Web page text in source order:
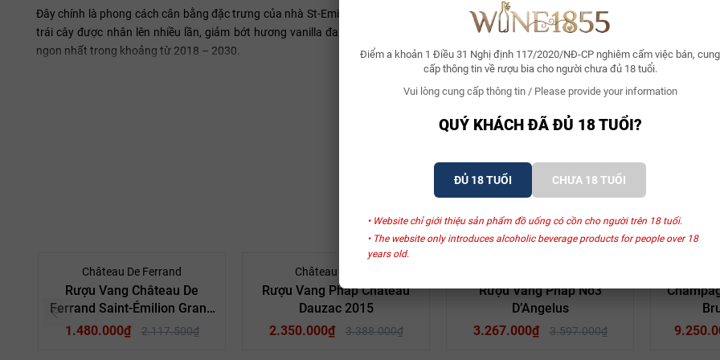
Điểm a khoản 1 Điều 31 Nghị định 117/2020/NĐ-CP nghiêm cấm việc bán, cung
cấp thông tin về rượu bia cho người chưa đủ 18 tuổi.
Vui lòng cung cấp thông tin / Please provide your information
QUÝ KHÁCH ĐÃ ĐỦ 18 TUỔI?
ĐỦ 18 TUỔI CHƯA 18 TUỔI
• Website chỉ giới thiệu sản phẩm đồ uống có cồn cho người trên 18 tuổi.
• The website only introduces alcoholic beverage products for people over 18
years old.
Đây chính là phong cách cân bằng đặc trưng của nhà St-Emilion. Kỹ thuật sử dụng thùng sồi mới một cách hợp lý – chỉ 1 nửa – khiến
trái cây được nhân lên nhiều lần, giảm bớt hương vanilla đang bị lạm dụng quá nhiều trong những thứ rượu vang hiện đại bóng bẩy
ngon nhất trong khoảng từ 2018 – 2030.
Château De Ferrand
Rượu Vang Château De
Ferrand Saint-Émilion Grand
Cru 2018
1.480.000₫ 2.117.500₫
Château Dauzac
Rượu Vang Pháp Château
Dauzac 2015
2.350.000₫
3.388.000₫
Rượu Vang Pháp No3
D’Angelus
3.267.000₫
3.597.000₫